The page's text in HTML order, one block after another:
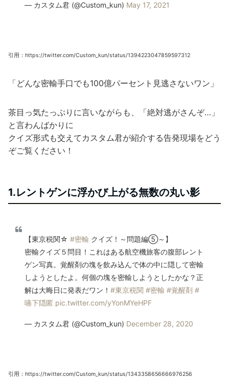
— カスタム君 (@Custom_kun) May 17, 2021
引用：https://twitter.com/Custom_kun/status/1394223047859597312
「どんな密輸手口でも100億パーセント見逃さないワン」
茶目っ気たっぷりに言いながらも、「絶対逃がさんぞ…」
と言わんばかりに
クイズ形式も交えてカスタム君が紹介する告発現場をどう
ぞご覧ください！
1.レントゲンに浮かび上がる無数の丸い影
【東京税関☆ #密輸 クイズ！～問題編⑤～】
密輸クイズ５問目！これはある航空機旅客の腹部レント
ゲン写真。覚醒剤の塊を飲み込んで体の中に隠して密輸
しようとしたよ。何個の塊を密輸しようとしたかな？正
解は大晦日に発表だワン！ #東京税関 #密輸 #覚醒剤 #
嚥下隠匿 pic.twitter.com/yYonMYeHPF
— カスタム君 (@Custom_kun) December 28, 2020
引用：https://twitter.com/Custom_kun/status/1343358656666976256